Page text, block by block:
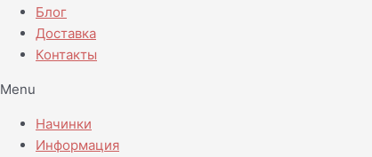
Блог
Доставка
Контакты
Menu
Начинки
Информация